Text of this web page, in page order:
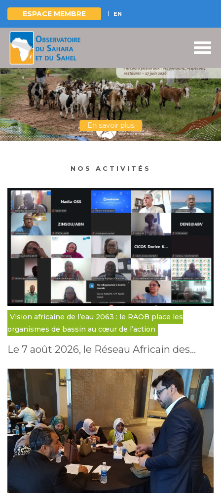
Aller
contenu
principal
ESPACE MEMBRE EN
En savoir plus
NOS ACTIVITÉS
Vision africaine de l’eau 2063 : le RAOB place les
organismes de bassin au cœur de l’action
Le 7 août 2026, le Réseau Africain des…